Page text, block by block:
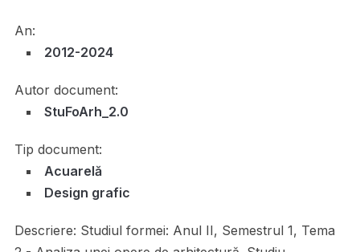
An:
2012-2024
Autor document:
StuFoArh_2.0
Tip document:
Acuarelă
Design grafic
Descriere: Studiul formei: Anul II, Semestrul 1, Tema